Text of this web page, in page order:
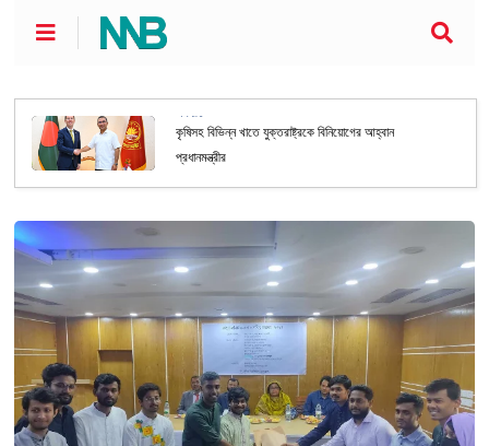
ধর্মের ভিত্তিতে বিভাজনের অপচেষ্টার বিরুদ্ধে ঐক্যবদ্ধ থাকার
আহ্বান ফখরুলের